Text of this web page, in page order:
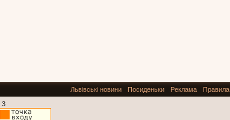
Львівські новини Посиденьки Реклама Правила
3